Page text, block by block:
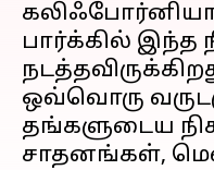
பார்க்கில் இந்த
ஒவ்வொரு
தங்களுடைய
சாதனங்கள்,